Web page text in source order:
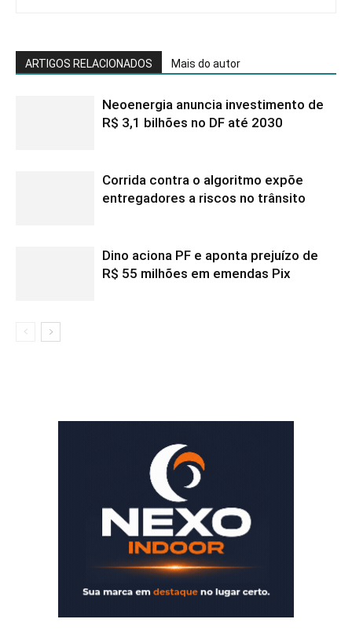
ARTIGOS RELACIONADOS Mais do autor
Neoenergia anuncia investimento de
R$ 3,1 bilhões no DF até 2030
Corrida contra o algoritmo expõe
entregadores a riscos no trânsito
Dino aciona PF e aponta prejuízo de
R$ 55 milhões em emendas Pix